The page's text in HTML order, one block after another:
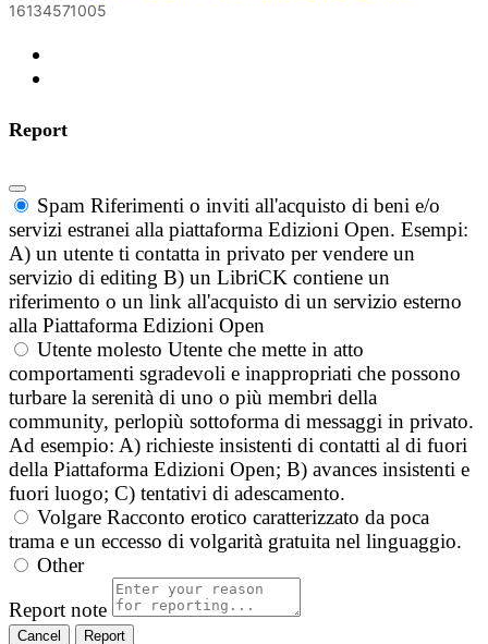
16134571005
Report
Spam Riferimenti o inviti all'acquisto di beni e/o
servizi estranei alla piattaforma Edizioni Open. Esempi:
A) un utente ti contatta in privato per vendere un
servizio di editing B) un LibriCK contiene un
riferimento o un link all'acquisto di un servizio esterno
alla Piattaforma Edizioni Open
Utente molesto Utente che mette in atto
comportamenti sgradevoli e inappropriati che possono
turbare la serenità di uno o più membri della
community, perlopiù sottoforma di messaggi in privato.
Ad esempio: A) richieste insistenti di contatti al di fuori
della Piattaforma Edizioni Open; B) avances insistenti e
fuori luogo; C) tentativi di adescamento.
Volgare Racconto erotico caratterizzato da poca
trama e un eccesso di volgarità gratuita nel linguaggio.
Other
Report note
Report